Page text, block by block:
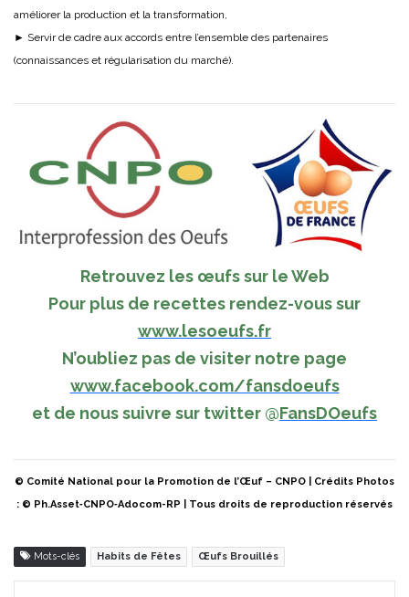
améliorer la production et la transformation,
► Servir de cadre aux accords entre l’ensemble des partenaires
(connaissances et régularisation du marché).
Retrouvez les œufs sur le Web
Pour plus de recettes rendez-vous sur
www.lesoeufs.fr
N’oubliez pas de visiter notre page
www.facebook.com/fansdoeufs
et de nous suivre sur twitter @FansDOeufs
© Comité National pour la Promotion de l’Œuf – CNPO | Crédits Photos
: © Ph.Asset‐CNPO‐Adocom-RP | Tous droits de reproduction réservés
Mots-clés Habits de Fêtes Œufs Brouillés